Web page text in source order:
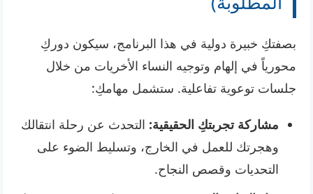
بصفتكِ خبيرة دولية في هذا البرنامج، سيكون دوركِ
محورياً في إلهام وتوجيه النساء الأخريات من خلال
جلسات توعوية تفاعلية. ستشمل مهامكِ:
مشاركة تجربتكِ الحقيقية: التحدث عن رحلة انتقالك
وهجرتك للعمل في الخارج، وتسليط الضوء على
التحديات وقصص النجاح.